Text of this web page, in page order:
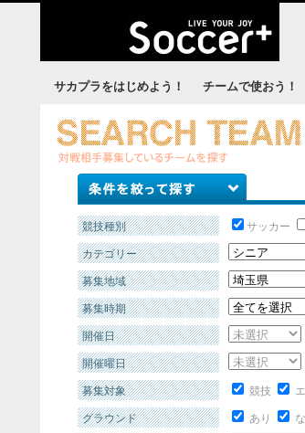
サカプラをはじめよう！ チームで使おう！
競技種別 サッカー
カテゴリー
募集地域
募集時期
開催日
開催曜日
募集対象 競技
グラウンド あり